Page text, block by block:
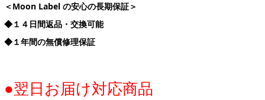
＜Moon Label の安心の長期保証＞
◆１４日間返品・交換可能
◆１年間の無償修理保証
●翌日お届け対応商品